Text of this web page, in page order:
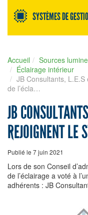
SYSTÈMES DE
Accueil Sources
Éclairage intérieur
JB Consultants,
de l’écla…
JB
REJOIGNENT LE
Publié le 7 juin 2021
Lors de son Conseil
de l’éclairage a voté à
adhérents : JB